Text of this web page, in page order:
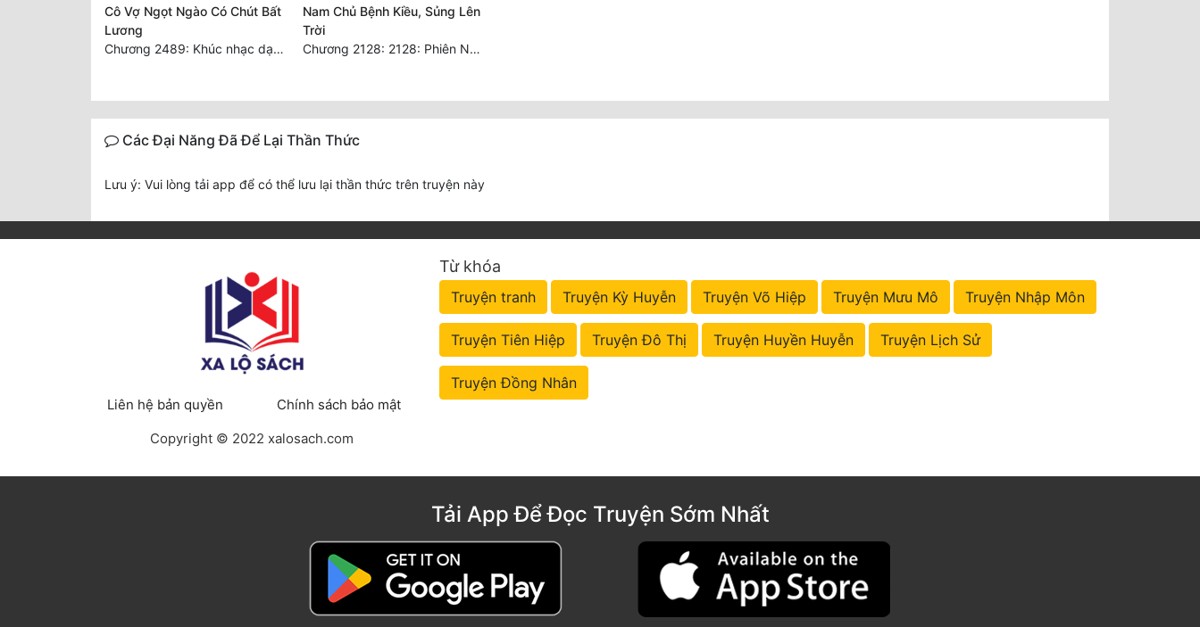
Cô Vợ Ngọt Ngào Có Chút Bất
Lương
Chương 2489: Khúc nhạc dạo: Cuộc so đấu vô sỉ (Hoàn)
Nam Chủ Bệnh Kiều, Sủng Lên
Trời
Chương 2128: 2128: Phiên Ngoại 10 Tô Cổ - Tiểu Hồng - Kết Thúc
Các Đại Năng Đã Để Lại Thần Thức
Lưu ý: Vui lòng tải app để có thể lưu lại thần thức trên truyện này
Liên hệ bản quyền
Chính sách bảo mật
Copyright © 2022 xalosach.com
Từ khóa
Truyện tranh Truyện Kỳ Huyễn Truyện Võ Hiệp Truyện Mưu Mô Truyện Nhập Môn
Truyện Tiên Hiệp Truyện Đô Thị Truyện Huyền Huyễn Truyện Lịch Sử
Truyện Đồng Nhân
Tải App Để Đọc Truyện Sớm Nhất